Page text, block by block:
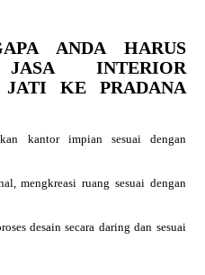
ANDA HARUS
JASA INTERIOR
KE PRADANA
kantor impian sesuai dengan
mengkreasi ruang sesuai dengan
desain secara daring dan sesuai